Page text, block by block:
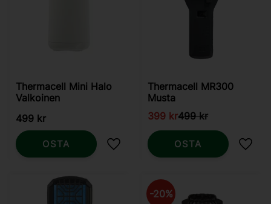
Thermacell Mini Halo
Valkoinen
499 kr
Lisää suosikiksi
OSTA
Thermacell MR300
Musta
399 kr499kr
OSTA
20%